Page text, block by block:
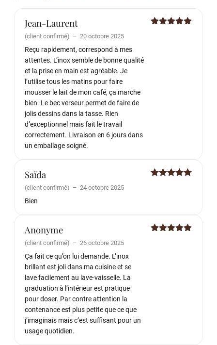
Jean-Laurent
(client confirmé) – 20 octobre 2025
Reçu rapidement, correspond à mes
attentes. L’inox semble de bonne qualité
et la prise en main est agréable. Je
l’utilise tous les matins pour faire
mousser le lait de mon café, ça marche
bien. Le bec verseur permet de faire de
jolis dessins dans la tasse. Rien
d’exceptionnel mais fait le travail
correctement. Livraison en 6 jours dans
un emballage soigné.
Saïda
(client confirmé) – 24 octobre 2025
Bien
Anonyme
(client confirmé) – 26 octobre 2025
Ça fait ce qu’on lui demande. L’inox
brillant est joli dans ma cuisine et se
lave facilement au lave-vaisselle. La
graduation à l’intérieur est pratique
pour doser. Par contre attention la
contenance est plus petite que ce que
j’imaginais mais c’est suffisant pour un
usage quotidien.